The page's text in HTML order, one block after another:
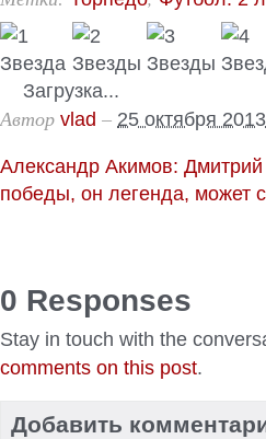
Загрузка...
Автор vlad – 25 октября 2013
Александр Акимов:
победы, он легенда, может
0 Responses
Stay in touch with the
comments on this post.
Добавить